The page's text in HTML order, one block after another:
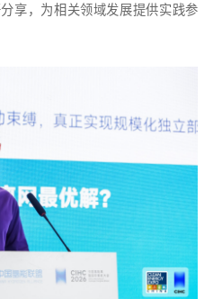
享，为相关领域发展提供实践参